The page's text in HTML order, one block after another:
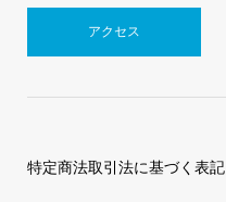
アクセス
特定商法取引法に基づく表記